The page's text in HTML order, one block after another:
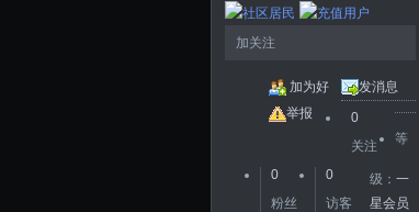
加关注
加为好
友
发消息
举报
0
关注
0
粉丝
0
访客
等
级：一
星会员